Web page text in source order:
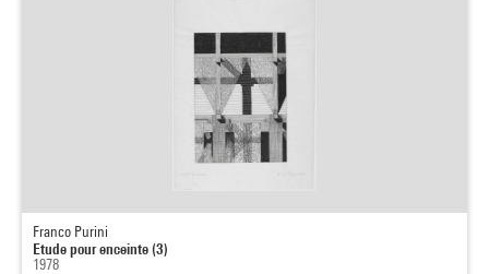
Franco Purini
Etude pour enceinte (3)
1978